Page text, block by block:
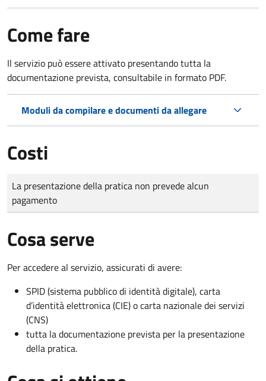
Come fare
Il servizio può essere attivato presentando tutta la
documentazione prevista, consultabile in formato PDF.
Moduli da compilare e documenti da allegare
Costi
Tipo di pagamento
Importo
La presentazione della pratica non prevede alcun
pagamento
Cosa serve
Per accedere al servizio, assicurati di avere:
SPID (sistema pubblico di identità digitale), carta
d’identità elettronica (CIE) o carta nazionale dei servizi
(CNS)
tutta la documentazione prevista per la presentazione
della pratica.